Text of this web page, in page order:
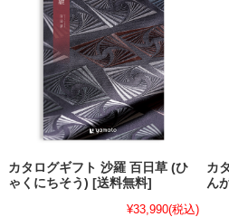
カタログギフト 沙羅 百日草 (ひ
ゃくにちそう) [送料無料]
¥33,990(税込)
カ
ん